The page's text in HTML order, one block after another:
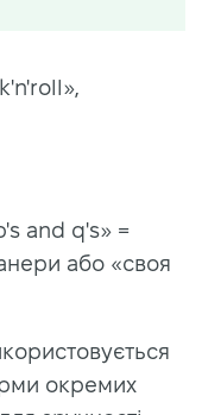
and q's» =
або «своя
окремих